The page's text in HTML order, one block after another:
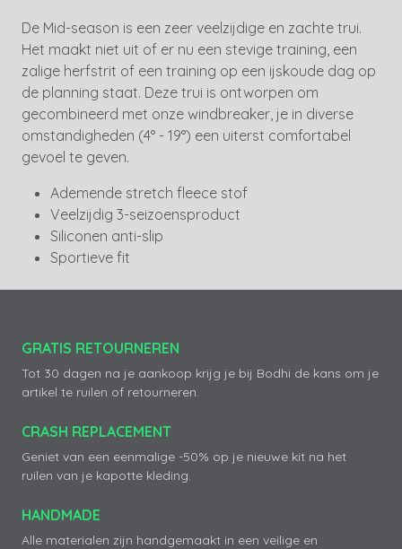
De Mid-season is een zeer veelzijdige en zachte trui.
Het maakt niet uit of er nu een stevige training, een
zalige herfstrit of een training op een ijskoude dag op
de planning staat. Deze trui is ontworpen om
gecombineerd met onze windbreaker, je in diverse
omstandigheden (4° - 19°) een uiterst comfortabel
gevoel te geven.
Ademende stretch fleece stof
Veelzijdig 3-seizoensproduct
Siliconen anti-slip
Sportieve fit
GRATIS RETOURNEREN
Tot 30 dagen na je aankoop krijg je bij Bodhi de kans om je
artikel te ruilen of retourneren.
CRASH REPLACEMENT
Geniet van een eenmalige -50% op je nieuwe kit na het
ruilen van je kapotte kleding.
HANDMADE
Alle materialen zijn handgemaakt in een veilige en